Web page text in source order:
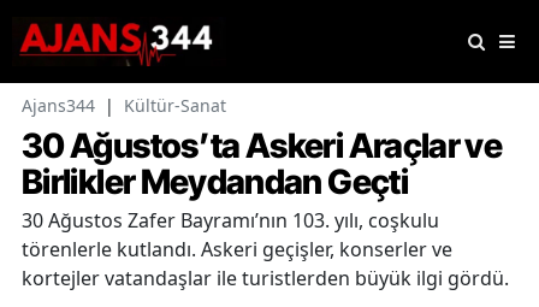
Ajans344 | Kültür-Sanat
30 Ağustos’ta Askeri Araçlar ve
Birlikler Meydandan Geçti
30 Ağustos Zafer Bayramı’nın 103. yılı, coşkulu
törenlerle kutlandı. Askeri geçişler, konserler ve
kortejler vatandaşlar ile turistlerden büyük ilgi gördü.